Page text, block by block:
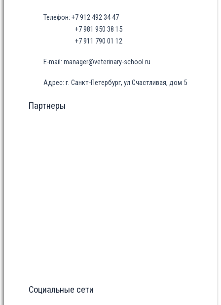
Телефон: +7 912 492 34 47
+7 981 950 38 15
+7 911 790 01 12
E-mail: manager@veterinary-school.ru
Адрес: г. Санкт-Петербург, ул Счастливая, дом 5
Партнеры
Социальные сети